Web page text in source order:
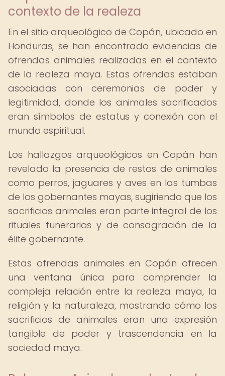
contexto de la realeza
En el sitio arqueológico de Copán, ubicado en
Honduras, se han encontrado evidencias de
ofrendas animales realizadas en el contexto
de la realeza maya. Estas ofrendas estaban
asociadas con ceremonias de poder y
legitimidad, donde los animales sacrificados
eran símbolos de estatus y conexión con el
mundo espiritual.
Los hallazgos arqueológicos en Copán han
revelado la presencia de restos de animales
como perros, jaguares y aves en las tumbas
de los gobernantes mayas, sugiriendo que los
sacrificios animales eran parte integral de los
rituales funerarios y de consagración de la
élite gobernante.
Estas ofrendas animales en Copán ofrecen
una ventana única para comprender la
compleja relación entre la realeza maya, la
religión y la naturaleza, mostrando cómo los
sacrificios de animales eran una expresión
tangible de poder y trascendencia en la
sociedad maya.